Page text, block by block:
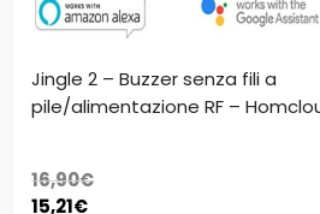
Jingle 2 – Buzzer senza fili a
pile/alimentazione RF –
16,90€
15,21€